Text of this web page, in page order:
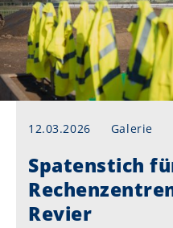
12.03.2026 Galerie
Spatenstich
Revier